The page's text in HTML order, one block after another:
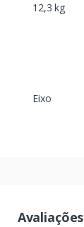
12,3 kg
Eixo
Avaliações